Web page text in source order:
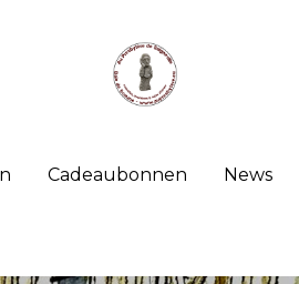
Cadeaubonnen News